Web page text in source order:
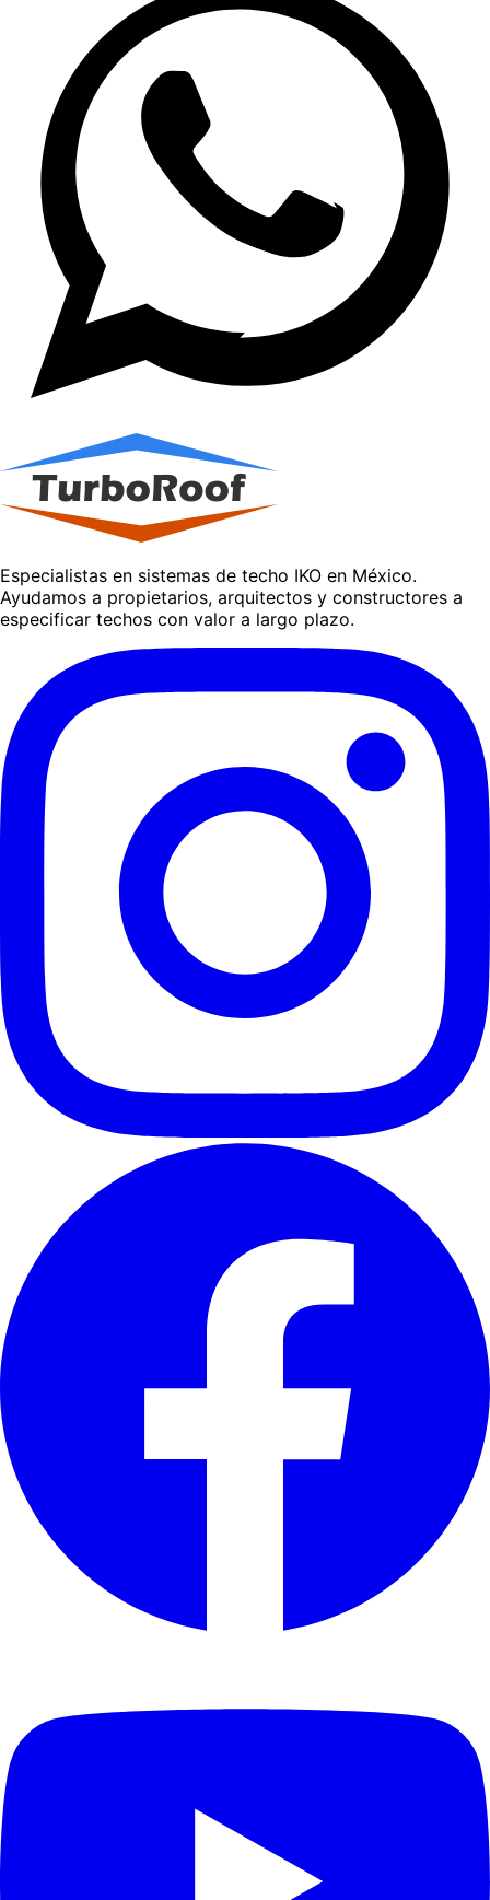
Especialistas en sistemas de techo IKO en México.
Ayudamos a propietarios, arquitectos y constructores a
especificar techos con valor a largo plazo.